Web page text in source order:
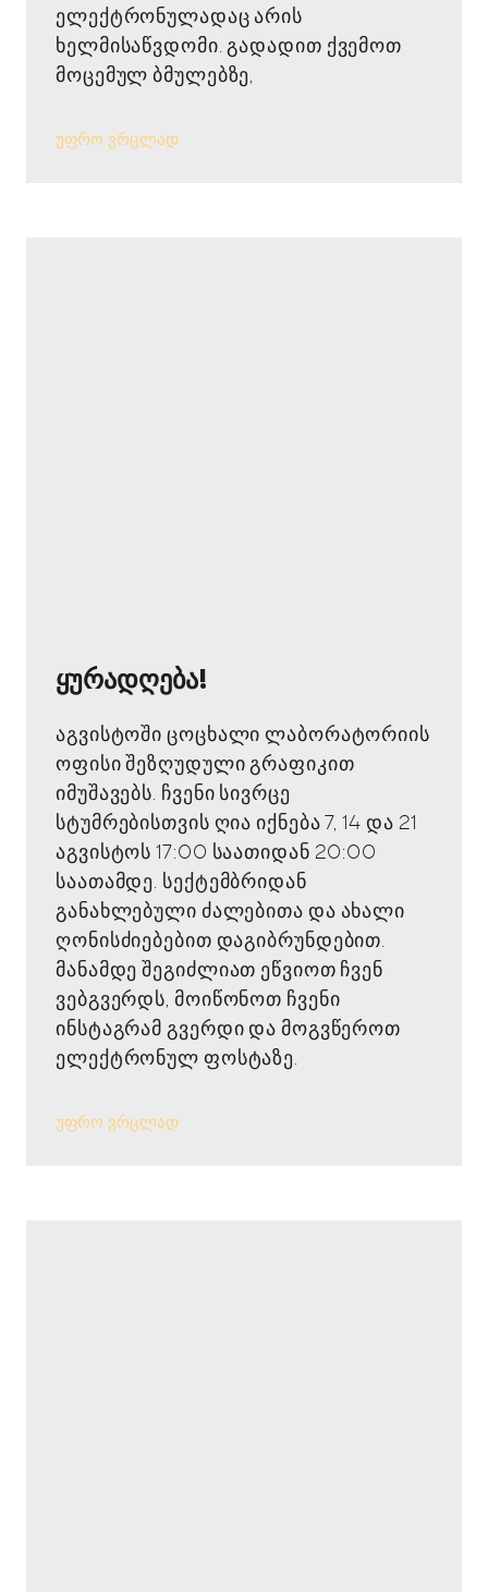
ელექტრონულადაც არის
ხელმისაწვდომი. გადადით ქვემოთ
მოცემულ ბმულებზე,
უფრო ვრცლად
ყურადღება!
აგვისტოში ცოცხალი ლაბორატორიის
ოფისი შეზღუდული გრაფიკით
იმუშავებს. ჩვენი სივრცე
სტუმრებისთვის ღია იქნება 7, 14 და 21
აგვისტოს 17:00 საათიდან 20:00
საათამდე. სექტემბრიდან
განახლებული ძალებითა და ახალი
ღონისძიებებით დაგიბრუნდებით.
მანამდე შეგიძლიათ ეწვიოთ ჩვენ
ვებგვერდს, მოიწონოთ ჩვენი
ინსტაგრამ გვერდი და მოგვწეროთ
ელექტრონულ ფოსტაზე.
უფრო ვრცლად